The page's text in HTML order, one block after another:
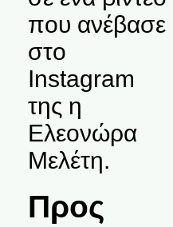
που ανέβασε
στο
Instagram
της η
Ελεονώρα
Μελέτη.
Προς